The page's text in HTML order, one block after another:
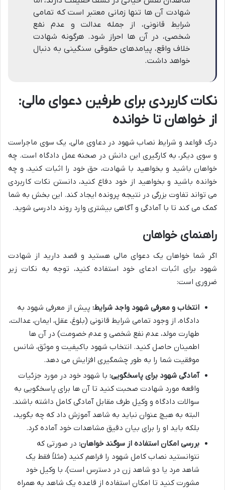
شهادت آن ها تنها زمانی معتبر است که تمامی
شرایط قانونی، از جمله عدالت و عدم نفع
شخصی، در آن ها احراز شود. هرگونه شهادت
خلاف واقع، پیامدهای حقوقی سنگینی به دنبال
خواهد داشت.
نکات کاربردی برای طرفین دعوای مالی:
از خواهان تا خوانده
درک قواعد و شرایط نصاب شهود در دعاوی مالی، یک سوی ماجراست
و سوی دیگر، به کارگیری این دانش در صحنه عمل دادگاه است. چه
خواهان باشید و بخواهید با شهادت، حق خود را اثبات کنید، و چه
خوانده باشید و بخواهید از خود دفاع کنید، دانستن نکات کاربردی
می تواند تفاوت بزرگی در نتیجه پرونده ایجاد کند. این بخش به شما
کمک می کند تا با آمادگی و آگاهی بیشتری وارد روند دادرسی شوید.
راهنمای خواهان
اگر شما خواهان یک دعوای مالی هستید و قصد دارید از شهادت
شهود برای اثبات ادعای خود استفاده کنید، توجه به نکات زیر
ضروری است:
انتخاب و معرفی شهود واجد شرایط: پیش از معرفی شهود به
دادگاه، از وجود تمامی شرایط قانونی (بلوغ، عقل، ایمان، عدالت،
طهارت مولد، عدم نفع شخصی و عدم خصومت) در آن ها
اطمینان حاصل کنید. انتخاب شهود باکیفیت و موثق، شانس
موفقیت شما را به طور چشمگیری افزایش می دهد.
آمادگی شهود برای پاسخگویی: با شهود خود در مورد جزئیات
واقعه مورد شهادت صحبت کنید تا آن ها برای پاسخگویی به
سوالات دادگاه و وکیل طرف مقابل آمادگی کامل داشته باشند.
البته به هیچ عنوان نباید به شاهد آموزش داد که چه بگوید،
بلکه باید او را برای بیان دقیق مشاهدات خود آماده کرد.
بررسی امکان استفاده از سوگند خواهان: در صورتی که
نتوانستید نصاب کامل شهود را فراهم کنید (مثلاً فقط یک
شاهد مرد یا دو شاهد زن در دسترس است)، با وکیل خود
مشورت کنید تا امکان استفاده از قاعده یک شاهد به همراه